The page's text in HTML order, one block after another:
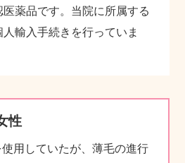
薬品です。当院に所属する
輸入手続きを行っていま
性
用していたが、薄毛の進行